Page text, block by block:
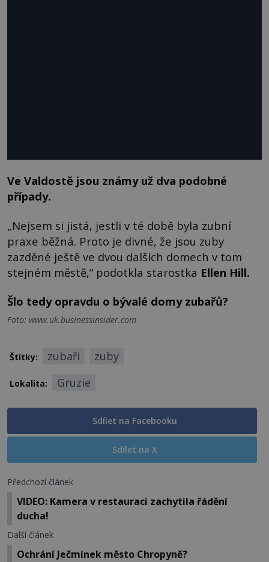
Ve Valdostě jsou známy už dva podobné
případy.
„Nejsem si jistá, jestli v té době byla zubní
praxe běžná. Proto je divné, že jsou zuby
zazděné ještě ve dvou dalších domech v tom
stejném městě,“ podotkla starostka Ellen Hill.
Šlo tedy opravdu o bývalé domy zubařů?
Foto: www.uk.businessinsider.com
Štítky: zubaři zuby
Lokalita: Gruzie
Sdílet na Facebooku
Sdílet na X
Předchozí článek
VIDEO: Kamera v restauraci zachytila řádění
ducha!
Další článek
Ochrání Ječmínek město Chropyně?